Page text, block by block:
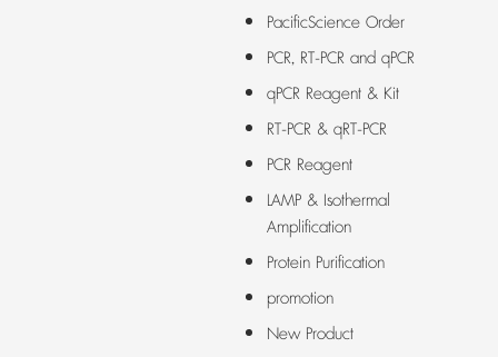
PacificScience Order
PCR, RT-PCR and qPCR
qPCR Reagent & Kit
RT-PCR & qRT-PCR
PCR Reagent
LAMP & Isothermal
Amplification
Protein Purification
promotion
New Product